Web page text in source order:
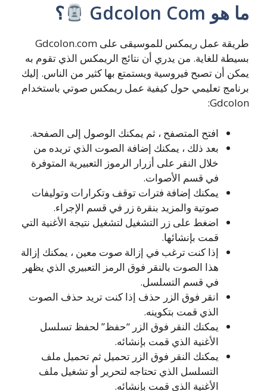
ما هو Gdcolon Com
؟
طريقة عمل ريمكس للموسيقى على Gdcolon.com
بسيطة للغاية. من يدري أن نتائج الريمكس الذي تقوم به
يمكن أن تصبح فيروسية ويستمتع بها كثير من الناس. إليك
برنامج تعليمي حول كيفية عمل ريمكس صوتي باستخدام
Gdcolon:
افتح المتصفح ، ثم يمكنك الوصول إلى الصفحة.
بعد ذلك ، يمكنك إضافة الصوت الذي تريده من
خلال النقر على أزرار الرموز التعبيرية المتوفرة
في قسم الأصوات.
يمكنك إضافة فترات توقف وتكرارات وتوليفات
صوتية والمزيد بنقرة زر في قسم الإجراء.
اضغط على زر التشغيل لتشغيل نتيجة الأغنية التي
قمت بإنشائها.
إذا كنت ترغب في إزالة صوت معين ، يمكنك إزالة
هذا الصوت بالنقر فوق الرمز التعبيري الذي يظهر
في قسم التسلسل.
انقر فوق الزر حذف إذا كنت تريد حذف الصوت
الذي قمت بتكوينه.
يمكنك النقر فوق الزر “حفظ” لحفظ تسلسل
الأغنية الذي قمت بإنشائه.
يمكنك النقر فوق الزر تحميل ثم تحميل ملف
التسلسل الذي تحتاجه لتحرير أو تشغيل ملف
الأغنية الذي قمت بإنشائه.